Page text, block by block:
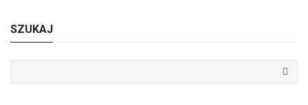
SZUKAJ